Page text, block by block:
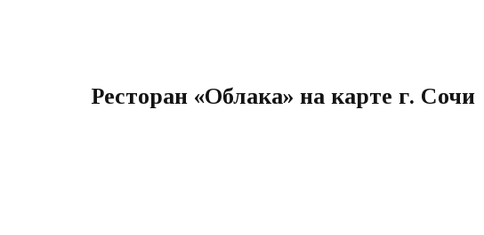
Ресторан «Облака» на карте г. Сочи